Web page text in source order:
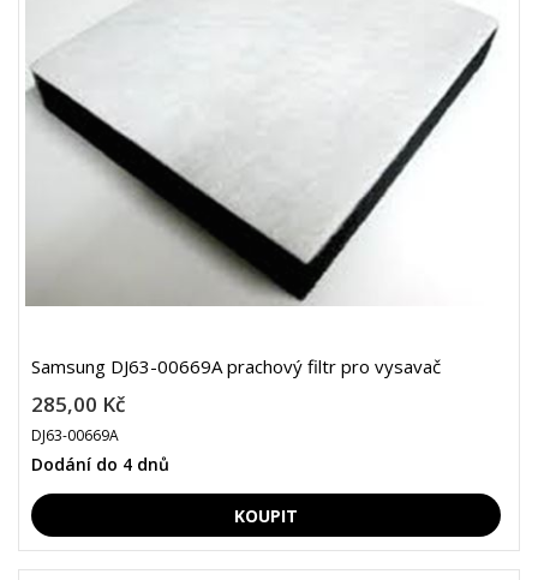
Samsung DJ63-00669A prachový filtr pro vysavač
285,00 Kč
DJ63-00669A
Dodání do 4 dnů